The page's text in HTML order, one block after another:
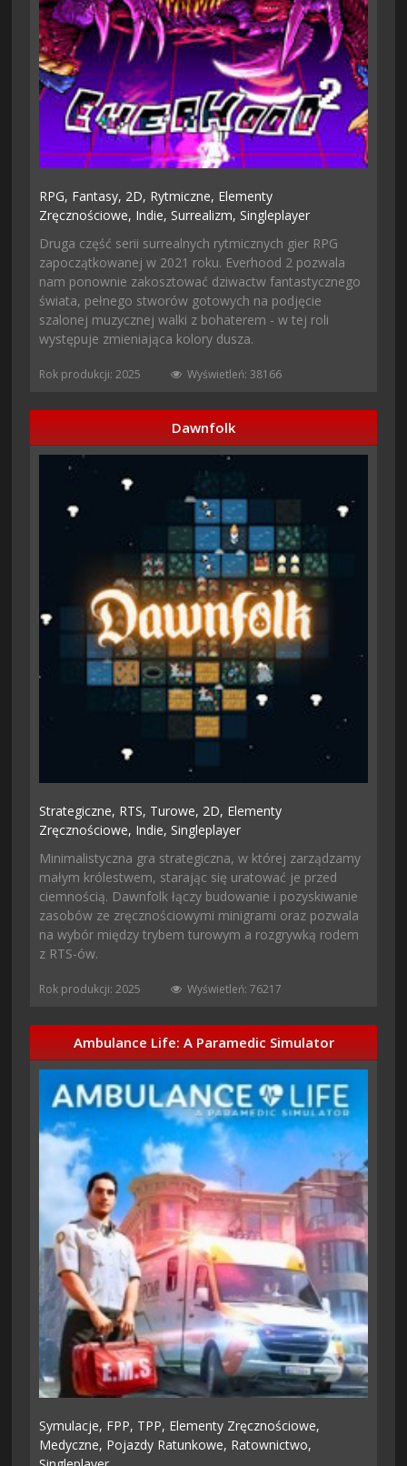
RPG, Fantasy, 2D, Rytmiczne, Elementy
Zręcznościowe, Indie,Surrealizm,Singleplayer
Druga część serii surrealnych rytmicznych gier RPG
zapoczątkowanej w 2021 roku. Everhood 2 pozwala
nam ponownie zakosztować dziwactw fantastycznego
świata, pełnego stworów gotowych na podjęcie
szalonej muzycznej walki z bohaterem - w tej roli
występuje zmieniająca kolory dusza.
Rok produkcji: 2025 Wyświetleń: 38166
Dawnfolk
Strategiczne, RTS, Turowe, 2D, Elementy
Zręcznościowe, Indie,Singleplayer
Minimalistyczna gra strategiczna, w której zarządzamy
małym królestwem, starając się uratować je przed
ciemnością. Dawnfolk łączy budowanie i pozyskiwanie
zasobów ze zręcznościowymi minigrami oraz pozwala
na wybór między trybem turowym a rozgrywką rodem
z RTS-ów.
Rok produkcji: 2025 Wyświetleń: 76217
Ambulance Life: A Paramedic Simulator
Symulacje, FPP, TPP, Elementy Zręcznościowe,
Medyczne, Pojazdy Ratunkowe, Ratownictwo,